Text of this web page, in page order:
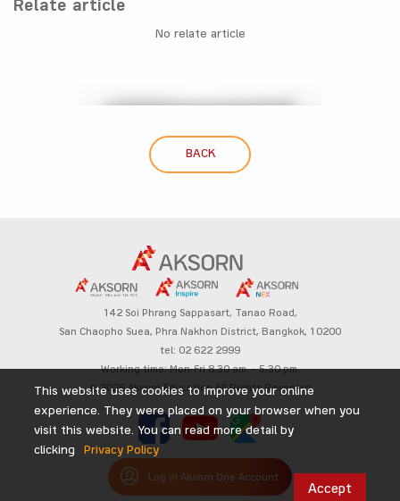
Relate article
No relate article
BACK
142 Soi Phrang Sappasart, Tanao Road,
San Chaopho Suea, Phra Nakhon District, Bangkok, 10200
tel: 02 622 2999
Working time: Mon-Fri 8.30 am. – 5.30 pm.
© 2026 Aksorn Education All Rights Reserved
Log in Aksorn One Account
This website uses cookies to improve your online
experience. They were placed on your browser when you
visit this website. You can read more detail by
clicking
Privacy Policy
Accept